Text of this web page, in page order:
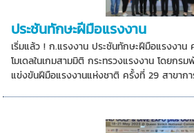
ประชันทักษะฝีมือแรงงาน
เริ่มแล้ว ! ก.แรงงาน ประชันทักษะฝีมือแรงงาน
โมเดลในเกมสามมิติ กระทรวงแรงงาน โดยกร
แข่งขันฝีมือแรงงานแห่งชาติ ครั้งที่ 29 สาขากา